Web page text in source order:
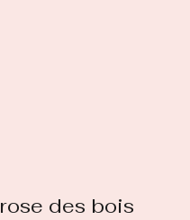
des bois